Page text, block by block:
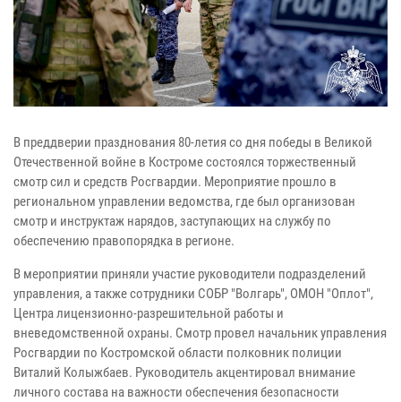
В преддверии празднования 80-летия со дня победы в Великой
Отечественной войне в Костроме состоялся торжественный
смотр сил и средств Росгвардии. Мероприятие прошло в
региональном управлении ведомства, где был организован
смотр и инструктаж нарядов, заступающих на службу по
обеспечению правопорядка в регионе.
В мероприятии приняли участие руководители подразделений
управления, а также сотрудники СОБР "Волгарь", ОМОН "Оплот",
Центра лицензионно-разрешительной работы и
вневедомственной охраны. Смотр провел начальник управления
Росгвардии по Костромской области полковник полиции
Виталий Колыжбаев. Руководитель акцентировал внимание
личного состава на важности обеспечения безопасности